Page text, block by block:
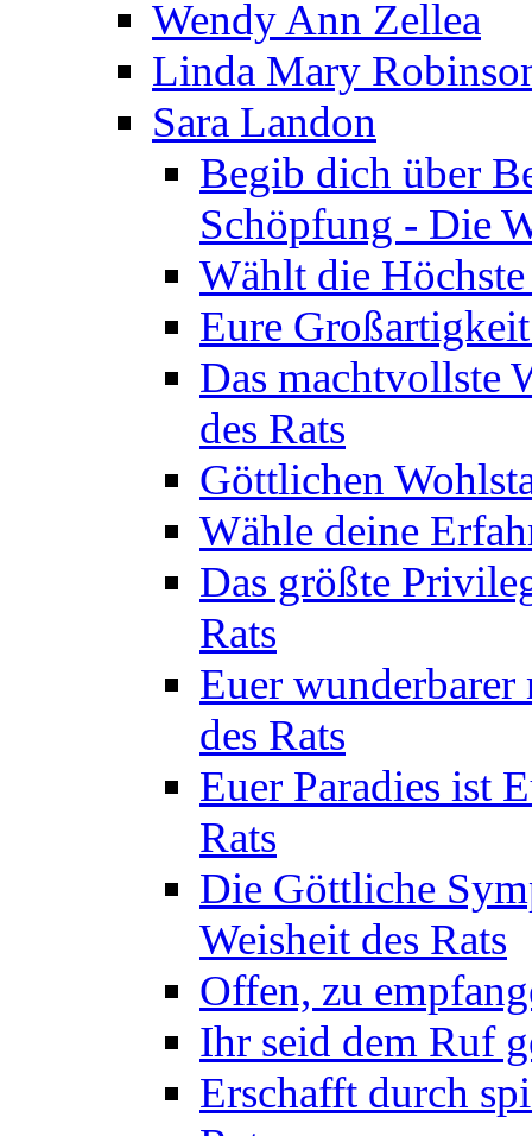
Wendy Ann Zellea
Linda Mary
Sara Landon
Begib dich über
Schöpfung - Die
Wählt die
Eure
Das machtvollste
des Rats
Göttlichen
Wähle deine
Das größte
Rats
Euer
des Rats
Euer Paradies ist
Rats
Die Göttliche
Weisheit des Rats
Offen, zu
Ihr seid dem Ruf
Erschafft durch